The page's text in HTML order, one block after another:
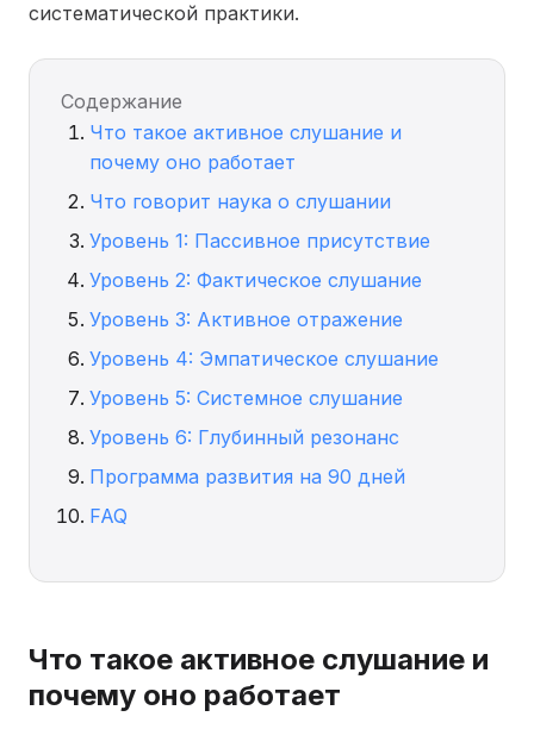
систематической практики.
Содержание
Что такое активное слушание и
почему оно работает
Что говорит наука о слушании
Уровень 1: Пассивное присутствие
Уровень 2: Фактическое слушание
Уровень 3: Активное отражение
Уровень 4: Эмпатическое слушание
Уровень 5: Системное слушание
Уровень 6: Глубинный резонанс
Программа развития на 90 дней
FAQ
Что такое активное слушание и
почему оно работает